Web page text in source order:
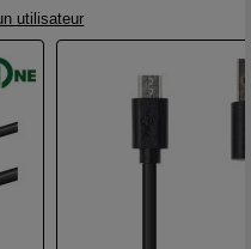
utilisateur